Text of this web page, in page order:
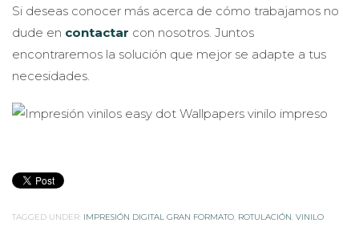
Si deseas conocer más acerca de cómo trabajamos no
dude en contactar con nosotros. Juntos
encontraremos la solución que mejor se adapte a tus
necesidades.
TAGGED UNDER: IMPRESIÓN DIGITAL GRAN FORMATO ROTULACIÓN VINILO